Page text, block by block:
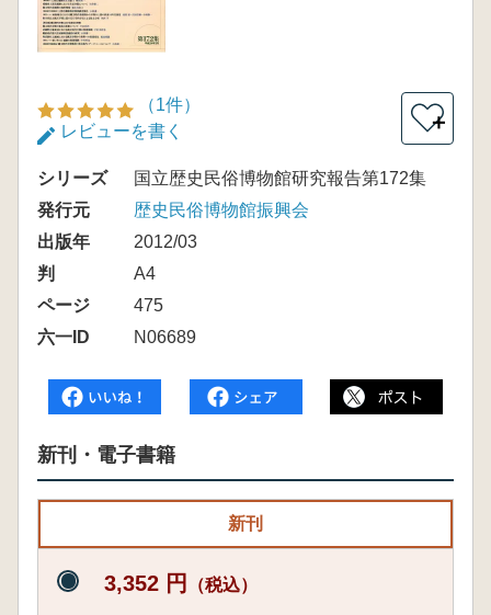
（1件）
レビューを書く
＋
シリーズ
国立歴史民俗博物館研究報告第172集
発行元
歴史民俗博物館振興会
出版年
2012/03
判
A4
ページ
475
六一ID
N06689
新刊・電子書籍
新刊
3,352 円 （税込）